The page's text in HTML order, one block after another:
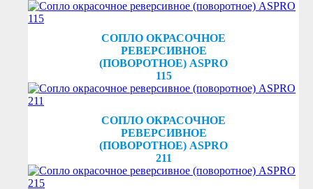
СОПЛО ОКРАСОЧНОЕ
РЕВЕРСИВНОЕ
(ПОВОРОТНОЕ) ASPRO
115
СОПЛО ОКРАСОЧНОЕ
РЕВЕРСИВНОЕ
(ПОВОРОТНОЕ) ASPRO
211